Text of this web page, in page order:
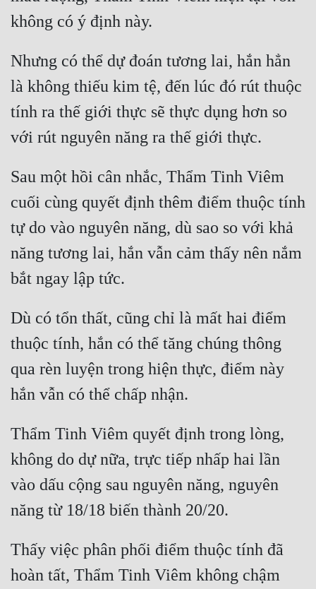
Nhưng có thể dự đoán tương lai, hắn hẳn
là không thiếu kim tệ, đến lúc đó rút thuộc
tính ra thế giới thực sẽ thực dụng hơn so
Sau một hồi cân nhắc, Thẩm Tinh Viêm
cuối cùng quyết định thêm điểm thuộc tính
tự do vào nguyên năng, dù sao so với khả
năng tương lai, hắn vẫn cảm thấy nên nắm
Dù có tổn thất, cũng chỉ là mất hai điểm
thuộc tính, hắn có thể tăng chúng thông
qua rèn luyện trong hiện thực, điểm này
Thẩm Tinh Viêm quyết định trong lòng,
không do dự nữa, trực tiếp nhấp hai lần
vào dấu cộng sau nguyên năng, nguyên
Thấy việc phân phối điểm thuộc tính đã
hoàn tất, Thẩm Tinh Viêm không chậm